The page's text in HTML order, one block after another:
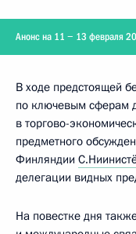
Анонс на 11 − 13 февраля
В ходе предстоящей
по ключевым сферам
в торгово-
предметного
Финляндии
делегации видных
На повестке дня